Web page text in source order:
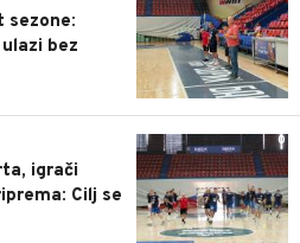
sezone:
bez
0
igrači
Cilj se